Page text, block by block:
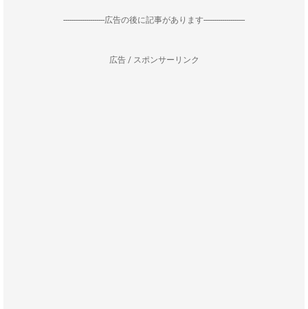
--------------------広告の後に記事があります--------------------
広告 / スポンサーリンク